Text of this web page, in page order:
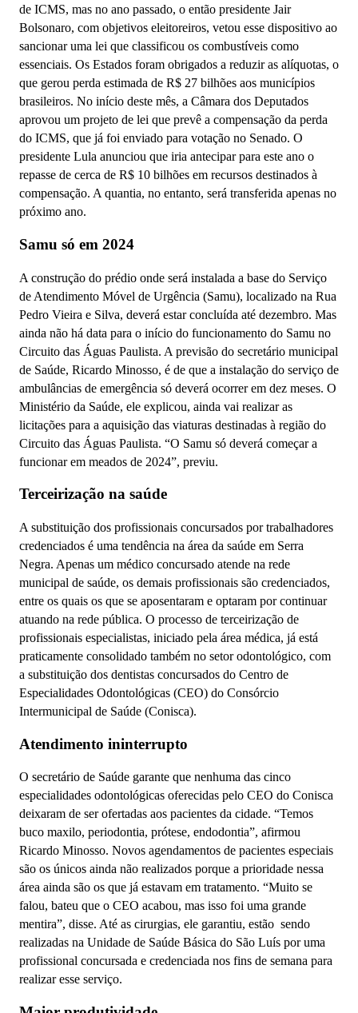
de ICMS, mas no ano passado, o então presidente Jair
Bolsonaro, com objetivos eleitoreiros, vetou esse dispositivo ao
sancionar uma lei que classificou os combustíveis como
essenciais. Os Estados foram obrigados a reduzir as alíquotas, o
que gerou perda estimada de R$ 27 bilhões aos municípios
brasileiros. No início deste mês, a Câmara dos Deputados
aprovou um projeto de lei que prevê a compensação da perda
do ICMS, que já foi enviado para votação no Senado. O
presidente Lula anunciou que iria antecipar para este ano o
repasse de cerca de R$ 10 bilhões em recursos destinados à
compensação. A quantia, no entanto, será transferida apenas no
próximo ano.
Samu só em 2024
A construção do prédio onde será instalada a base do Serviço
de Atendimento Móvel de Urgência (Samu), localizado na Rua
Pedro Vieira e Silva, deverá estar concluída até dezembro. Mas
ainda não há data para o início do funcionamento do Samu no
Circuito das Águas Paulista. A previsão do secretário municipal
de Saúde, Ricardo Minosso, é de que a instalação do serviço de
ambulâncias de emergência só deverá ocorrer em dez meses. O
Ministério da Saúde, ele explicou, ainda vai realizar as
licitações para a aquisição das viaturas destinadas à região do
Circuito das Águas Paulista. “O Samu só deverá começar a
funcionar em meados de 2024”, previu.
Terceirização na saúde
A substituição dos profissionais concursados por trabalhadores
credenciados é uma tendência na área da saúde em Serra
Negra. Apenas um médico concursado atende na rede
municipal de saúde, os demais profissionais são credenciados,
entre os quais os que se aposentaram e optaram por continuar
atuando na rede pública. O processo de terceirização de
profissionais especialistas, iniciado pela área médica, já está
praticamente consolidado também no setor odontológico, com
a substituição dos dentistas concursados do Centro de
Especialidades Odontológicas (CEO) do Consórcio
Intermunicipal de Saúde (Conisca).
Atendimento ininterrupto
O secretário de Saúde garante que nenhuma das cinco
especialidades odontológicas oferecidas pelo CEO do Conisca
deixaram de ser ofertadas aos pacientes da cidade. “Temos
buco maxilo, periodontia, prótese, endodontia”, afirmou
Ricardo Minosso. Novos agendamentos de pacientes especiais
são os únicos ainda não realizados porque a prioridade nessa
área ainda são os que já estavam em tratamento. “Muito se
falou, bateu que o CEO acabou, mas isso foi uma grande
mentira”, disse. Até as cirurgias, ele garantiu, estão sendo
realizadas na Unidade de Saúde Básica do São Luís por uma
profissional concursada e credenciada nos fins de semana para
realizar esse serviço.